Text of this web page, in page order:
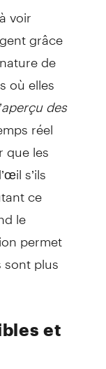
voir
grâce
de
où elles
des
réel
les
s’ils
ce
le
permet
plus
et